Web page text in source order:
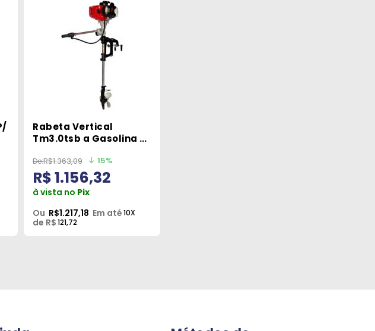
Rabeta Vertical
Tm3.0tsb a Gasolina 2t
Toyama
R$1.363,09 15%
R$ 1.156,32
à vista no Pix
Ou R$1.217,18 Em até10X
de R$121,72